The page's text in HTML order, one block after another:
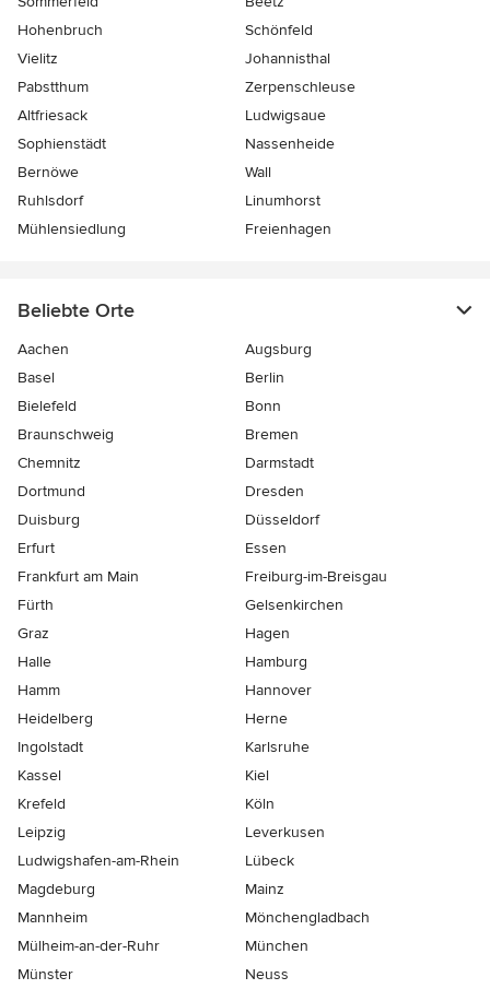
Hohenbruch
Schönfeld
Vielitz
Johannisthal
Pabstthum
Zerpenschleuse
Altfriesack
Ludwigsaue
Sophienstädt
Nassenheide
Bernöwe
Wall
Ruhlsdorf
Linumhorst
Mühlensiedlung
Freienhagen
Beliebte Orte
Aachen
Augsburg
Basel
Berlin
Bielefeld
Bonn
Braunschweig
Bremen
Chemnitz
Darmstadt
Dortmund
Dresden
Duisburg
Düsseldorf
Erfurt
Essen
Frankfurt am Main
Freiburg-im-Breisgau
Fürth
Gelsenkirchen
Graz
Hagen
Halle
Hamburg
Hamm
Hannover
Heidelberg
Herne
Ingolstadt
Karlsruhe
Kassel
Kiel
Krefeld
Köln
Leipzig
Leverkusen
Ludwigshafen-am-Rhein
Lübeck
Magdeburg
Mainz
Mannheim
Mönchen­gladbach
Mülheim-an-der-Ruhr
München
Münster
Neuss